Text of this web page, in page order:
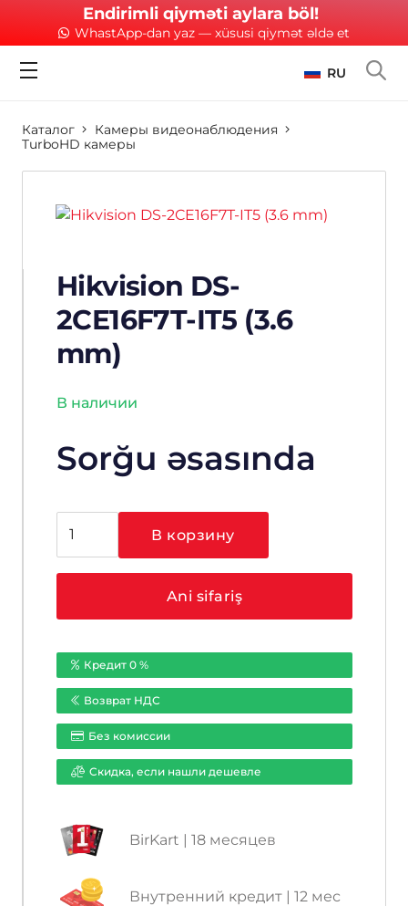
Endirimli qiyməti aylara böl!
WhastApp-dan yaz — xüsusi qiymət əldə et
RU
Каталог
Камеры видеонаблюдения
TurboHD камеры
Hikvision DS-
2CE16F7T-IT5 (3.6
mm)
В наличии
Sorğu əsasında
товара
(3.6
mm)
В корзину
Ani sifariş
Кредит 0 %
Возврат НДС
Без комиссии
Cкидка, если нашли дешевле
BirKart | 18 месяцев
Внутренний кредит | 12 мес